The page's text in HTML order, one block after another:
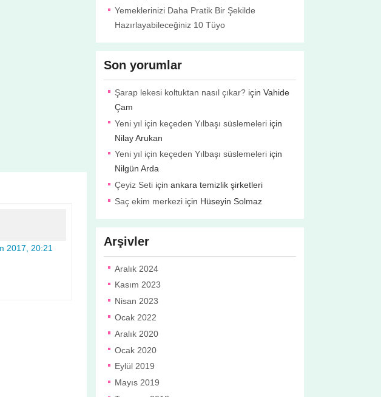
2017, 20:21
Yemeklerinizi Daha Pratik Bir Şekilde
Hazırlayabileceğiniz 10 Tüyo
Son yorumlar
Şarap lekesi koltuktan nasıl çıkar?için Vahide
Çam
Yeni yıl için keçeden Yılbaşı süslemeleriiçin
Nilay Arukan
Yeni yıl için keçeden Yılbaşı süslemeleriiçin
Nilgün Arda
Çeyiz Setiiçin ankara temizlik şirketleri
Saç ekim merkeziiçin Hüseyin Solmaz
Arşivler
Aralık 2024
Kasım 2023
Nisan 2023
Ocak 2022
Aralık 2020
Ocak 2020
Eylül 2019
Mayıs 2019